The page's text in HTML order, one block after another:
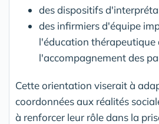
des dispositifs
des infirmiers d'équipe
l'éducation thérapeutique
l'accompagnement des
Cette orientation viserait à
coordonnées aux réalités
à renforcer leur rôle dans la